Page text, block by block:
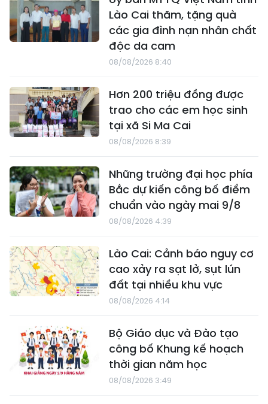
Lào Cai thăm, tặng quà
các gia đình nạn nhân chất
độc da cam
08/08/2026 8:40
Hơn 200 triệu đồng được
trao cho các em học sinh
tại xã Si Ma Cai
08/08/2026 8:39
Những trường đại học phía
Bắc dự kiến công bố điểm
chuẩn vào ngày mai 9/8
08/08/2026 4:39
Lào Cai: Cảnh báo nguy cơ
cao xảy ra sạt lở, sụt lún
đất tại nhiều khu vực
08/08/2026 4:14
Bộ Giáo dục và Đào tạo
công bố Khung kế hoạch
thời gian năm học
08/08/2026 3:49